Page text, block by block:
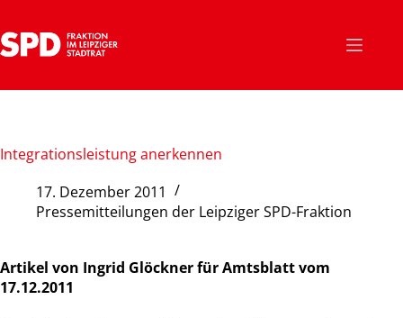
Inhalt
springen
Integrationsleistung anerkennen
17. Dezember 2011
Pressemitteilungen der Leipziger SPD-Fraktion
Artikel von Ingrid Glöckner für Amtsblatt vom
17.12.2011